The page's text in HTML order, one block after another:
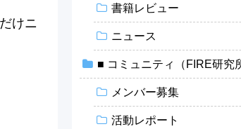
けニ
書籍レビュー
ニュース
■ コミュニティ（FIRE研究
メンバー募集
活動レポート